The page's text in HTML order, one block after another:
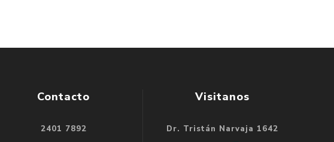
Contacto
2401 7892
Visitanos
Dr. Tristán Narvaja 1642